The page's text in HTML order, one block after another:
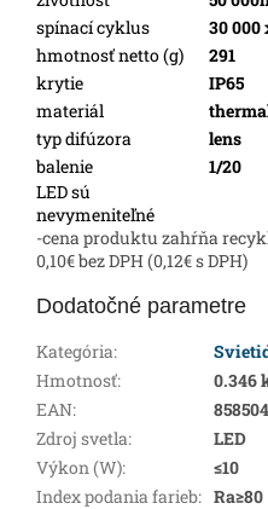
spínací cyklus
30 000
hmotnosť netto (g)
291
krytie
IP65
materiál
typ difúzora
lens
balenie
1/20
LED sú
nevymeniteľné
-cena produktu zahŕňa
0,10€ bez DPH (0,12€ s DPH)
Dodatočné parametre
Kategória:
Hmotnosť:
0.346
EAN:
Zdroj svetla:
LED
Výkon (W):
≤10
Index podania farieb: Ra≥80